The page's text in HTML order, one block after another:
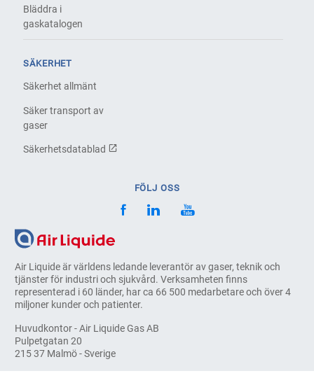
Air Liquide är världens ledande leverantör av gaser, teknik och
tjänster för industri och sjukvård. Verksamheten finns
representerad i 60 länder, har ca 66 500 medarbetare och över 4
miljoner kunder och patienter.
Huvudkontor - Air Liquide Gas AB
Pulpetgatan 20
215 37 Malmö - Sverige
Bläddra i
gaskatalogen
SÄKERHET
Säkerhet allmänt
Säker transport av
gaser
Säkerhetsdatablad
FÖLJ OSS